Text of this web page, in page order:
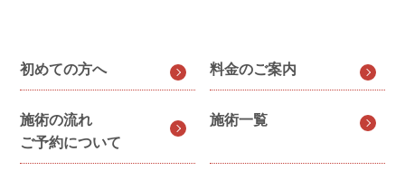
初めての方へ 料金のご案内
施術の流れ
ご予約について
施術一覧